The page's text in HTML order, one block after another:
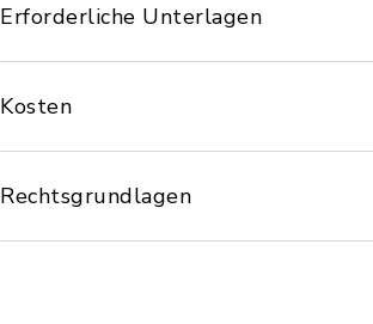
Erforderliche Unterlagen
Kosten
Rechtsgrundlagen